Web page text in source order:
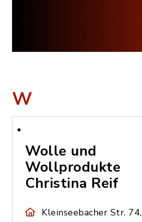
W
Wolle und
Wollprodukte
Christina Reif
Kleinseebacher Str. 74,